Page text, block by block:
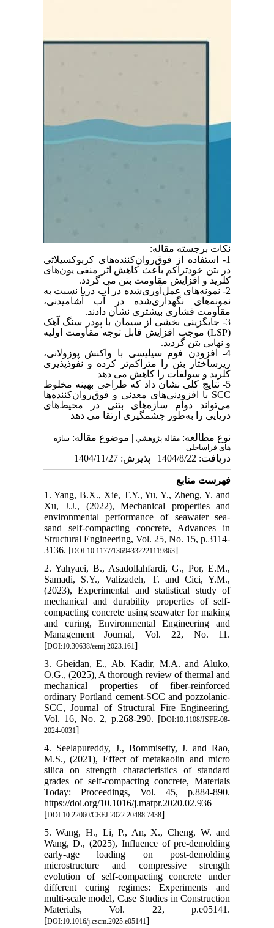
نکات برجسته مقاله:
1- استفاده از فوق‌روان‌کننده‌های کربوکسیلاتی
در بتن خودتراکم باعث کاهش اثر منفی یون‌های
کلرید و افزایش مقاومت بتن می گردد.
2- نمونه‌های عمل‌آوری‌شده در آب دریا نسبت به
نمونه‌های نگهداری‌شده در آب آشامیدنی،
مقاومت فشاری بیشتری نشان دادند.
3- جایگزینی بخشی از سیمان با پودر سنگ آهک
(
LSP) موجب افزایش قابل توجه مقاومت اولیه
و نهایی بتن گردید.
4- افزودن فوم سیلیسی با واکنش پوزولانی،
ریزساختار بتن را متراکم‌تر کرده و نفوذپذیری
کلرید و سولفات را کاهش می دهد
5- نتایج کلی نشان داد که طراحی بهینه مخلوط
SCC با افزودنی‌های معدنی و فوق‌روان‌کننده‌ها
می‌تواند دوام سازه‌های بتنی در محیط‌های
دریایی را به‌طور چشمگیری ارتقا می دهد
نوع مطالعه: مقاله پژوهشي| موضوع مقاله: سازه
های فراساحلی
دریافت: 1404/8/22 | پذیرش: 1404/11/27
فهرست منابع
1. Yang, B.X., Xie, T.Y., Yu, Y., Zheng, Y. and
Xu, J.J., (2022), Mechanical properties and
environmental performance of seawater sea-
sand self-compacting concrete, Advances in
Structural Engineering, Vol. 25, No. 15, p.3114-
3136. [DOI:10.1177/13694332221119863]
2. Yahyaei, B., Asadollahfardi, G., Por, E.M.,
Samadi, S.Y., Valizadeh, T. and Cici, Y.M.,
(2023), Experimental and statistical study of
mechanical and durability properties of self-
compacting concrete using seawater for making
and curing, Environmental Engineering and
Management Journal, Vol. 22, No. 11.
[DOI:10.30638/eemj.2023.161]
3. Gheidan, E., Ab. Kadir, M.A. and Aluko,
O.G., (2025), A thorough review of thermal and
mechanical properties of fiber-reinforced
ordinary Portland cement-SCC and pozzolanic-
SCC, Journal of Structural Fire Engineering,
Vol. 16, No. 2, p.268-290. [DOI:10.1108/JSFE-08-
2024-0031]
4. Seelapureddy, J., Bommisetty, J. and Rao,
M.S., (2021), Effect of metakaolin and micro
silica on strength characteristics of standard
grades of self-compacting concrete, Materials
Today: Proceedings, Vol. 45, p.884-890.
https://doi.org/10.1016/j.matpr.2020.02.936
[DOI:10.22060/CEEJ.2022.20488.7438]
5. Wang, H., Li, P., An, X., Cheng, W. and
Wang, D., (2025), Influence of pre-demolding
early-age loading on post-demolding
microstructure and compressive strength
evolution of self-compacting concrete under
different curing regimes: Experiments and
multi-scale model, Case Studies in Construction
Materials, Vol. 22, p.e05141.
[DOI:10.1016/j.cscm.2025.e05141]